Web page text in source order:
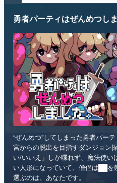
勇者パーティはぜんめつしま
“ぜんめつ”してしまった勇者パー
宮からの脱出を目指すダンジョン
い/いいえ」しか喋れず、魔法使い
い人形になっていて、僧侶は██を
選ぶのは、あなたです。